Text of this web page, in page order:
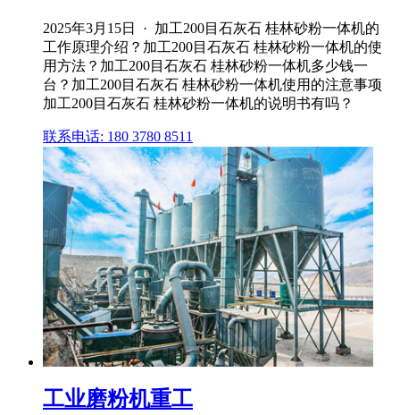
2025年3月15日 · 加工200目石灰石 桂林砂粉一体机的
工作原理介绍？加工200目石灰石 桂林砂粉一体机的使
用方法？加工200目石灰石 桂林砂粉一体机多少钱一
台？加工200目石灰石 桂林砂粉一体机使用的注意事项
加工200目石灰石 桂林砂粉一体机的说明书有吗？
联系电话: 180 3780 8511
工业磨粉机重工